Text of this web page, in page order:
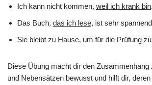
Ich kann nicht kommen, weil ich krank bin.
Das Buch, das ich lese, ist sehr
Sie bleibt zu Hause, um für die Prüfung
Diese Übung macht dir den
und Nebensätzen bewusst und hilft dir,